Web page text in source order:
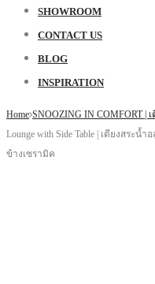
SHOWROOM
CONTACT US
BLOG
INSPIRATION
Home SNOOZING IN COMFORT |
Lounge with Side Table | เตียงสระน้
ข้างเซรามิค